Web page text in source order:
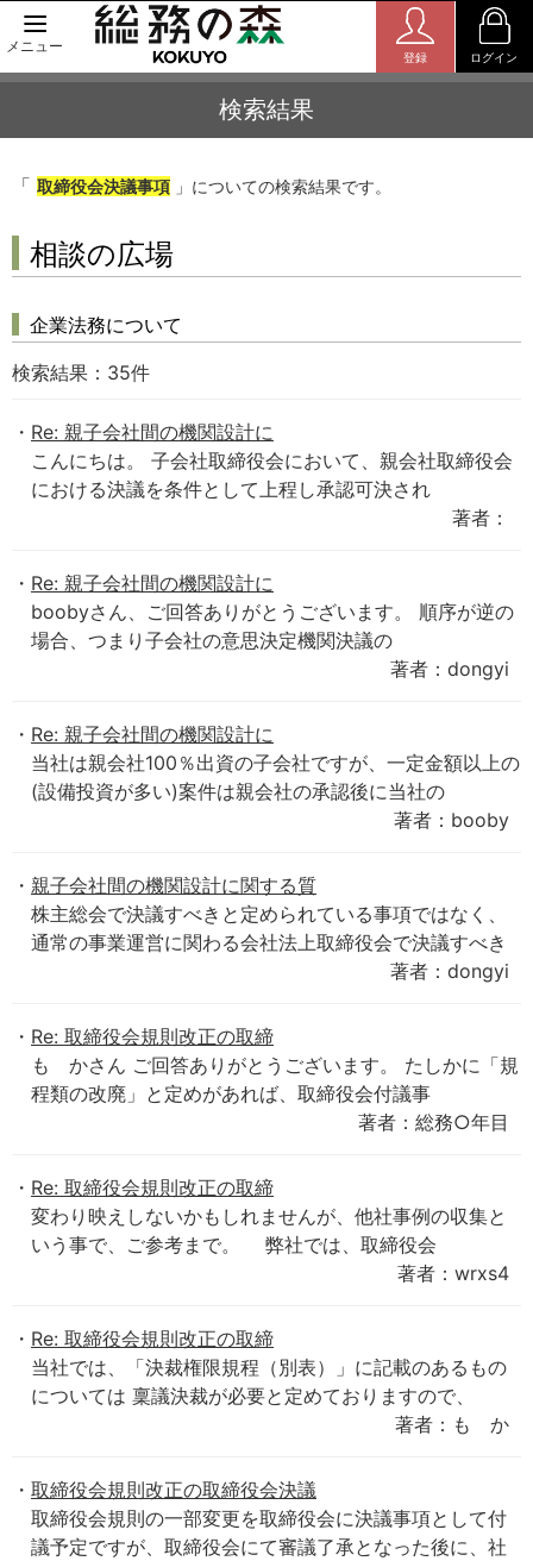
メニュー
登録 ログイン
検索結果
「 取締役会決議事項 」についての検索結果です。
相談の広場
企業法務について
検索結果： 35件
Re: 親子会社間の機関設計に
こんにちは。 子会社取締役会において、親会社取締役会
における決議を条件として上程し承認可決され
著者：
Re: 親子会社間の機関設計に
boobyさん、ご回答ありがとうございます。 順序が逆の
場合、つまり子会社の意思決定機関決議の
著者：dongyi
Re: 親子会社間の機関設計に
当社は親会社100％出資の子会社ですが、一定金額以上の
(設備投資が多い)案件は親会社の承認後に当社の
著者：booby
親子会社間の機関設計に関する質
株主総会で決議すべきと定められている事項ではなく、
通常の事業運営に関わる会社法上取締役会で決議すべき
著者：dongyi
Re: 取締役会規則改正の取締
も かさん ご回答ありがとうございます。 たしかに「規
程類の改廃」と定めがあれば、取締役会付議事
著者：総務○年目
Re: 取締役会規則改正の取締
変わり映えしないかもしれませんが、他社事例の収集と
いう事で、ご参考まで。 弊社では、取締役会
著者：wrxs4
Re: 取締役会規則改正の取締
当社では、「決裁権限規程（別表）」に記載のあるもの
については 稟議決裁が必要と定めておりますので、
著者：も か
取締役会規則改正の取締役会決議
取締役会規則の一部変更を取締役会に決議事項として付
議予定ですが、取締役会にて審議了承となった後に、社